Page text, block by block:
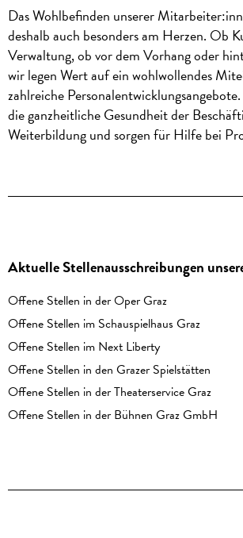
Das Wohlbefinden unserer
deshalb auch besonders am Herzen. Ob
Verwaltung, ob vor dem Vorhang oder
wir legen Wert auf ein wohlwollendes
zahlreiche
die ganzheitliche Gesundheit der
Weiterbildung und sorgen für Hilfe bei
Aktuelle Stellenausschreibungen
Offene Stellen in der Oper Graz
Offene Stellen im Schauspielhaus Graz
Offene Stellen im Next Liberty
Offene Stellen in den Grazer Spielstätten
Offene Stellen in der Theaterservice Graz
Offene Stellen in der Bühnen Graz GmbH